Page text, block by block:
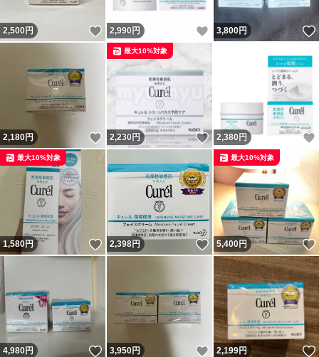
2,500円 いいね！
2,990 円 いいね！
3,800円
2,180円 いいね！
2,230円 いいね！
最大10%対象
2,380円
1,580円 いいね！
最大10%対象
2,398円 いいね！
5,400円
最大10%対象
4,980円 いいね！
3,950円 いいね！
2,199円